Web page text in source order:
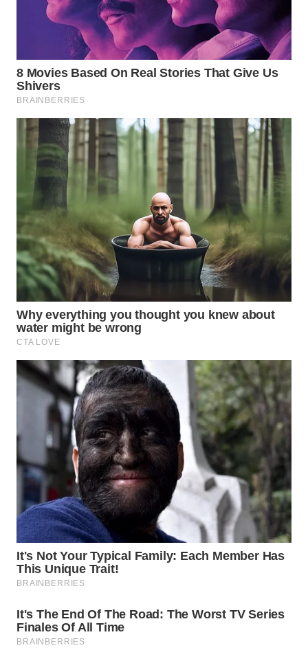
WN
INDRAMAYU
WN
KUNINGAN
WN
MAJALENGKA
WN
SUBANG
WN
SUKABUMI
WN
PURWAKARTA
WN
PRIANGAN
WN
SEMARANG
WN
SOLO
WN
BOROBUDUR
WN
MADURA
SURABAYA
WN